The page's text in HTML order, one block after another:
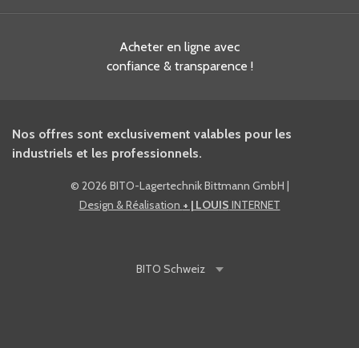
Acheter en ligne avec
confiance & transparence !
Nos offres sont exclusivement valables pour les
industriels et les professionnels.
© 2026 BITO-Lagertechnik Bittmann GmbH |
Design & Réalisation + | LOUIS INTERNET
BITO Schweiz